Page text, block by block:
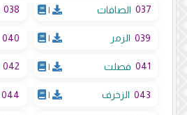
037 الصافات |
038
039 الزمر |
040
041 فصلت |
042
043 الزخرف |
044